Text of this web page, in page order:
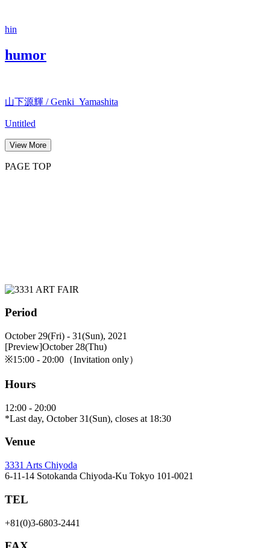
hin
humor
山下源輝 / Genki Yamashita
Untitled
View More
PAGE TOP
Period
October 29(Fri) - 31(Sun), 2021
[Preview]October 28(Thu)
※15:00 - 20:00（Invitation only）
Hours
12:00 - 20:00
*Last day, October 31(Sun), closes at 18:30
Venue
3331 Arts Chiyoda
6-11-14 Sotokanda Chiyoda-Ku Tokyo 101-0021
TEL
+81(0)3-6803-2441